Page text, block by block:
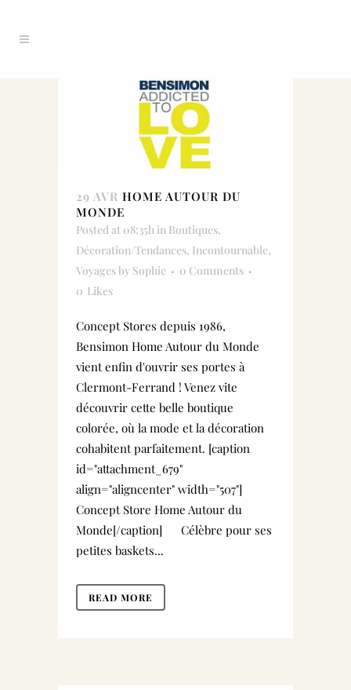
29 AVR HOME AUTOUR DU
MONDE
Posted at 08:35h in Boutiques,
Décoration/Tendances, Incontournable,
Voyagesby Sophie
0 Comments
0 Likes
Concept Stores depuis 1986,
Bensimon Home Autour du Monde
vient enfin d'ouvrir ses portes à
Clermont-Ferrand ! Venez vite
découvrir cette belle boutique
colorée, où la mode et la décoration
cohabitent parfaitement. [caption
id="attachment_679"
align="aligncenter" width="507"]
Concept Store Home Autour du
Monde[/caption] Célèbre pour ses
petites baskets...
READ MORE